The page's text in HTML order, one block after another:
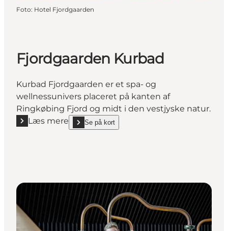
Foto: Hotel Fjordgaarden
Fjordgaarden Kurbad
Kurbad Fjordgaarden er et spa- og
wellnessunivers placeret på kanten af
Ringkøbing Fjord og midt i den vestjyske natur.
Læs mere
Læs mere "Fjordgaarden Kurbad"
Se på kort
show Fjordgaarden Kurbad on_map